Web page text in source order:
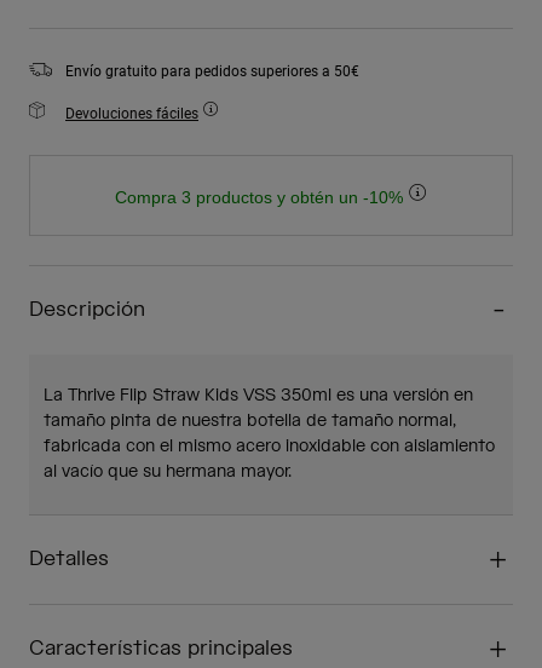
Envío gratuito para pedidos superiores a 50€
Devoluciones fáciles
Compra 3 productos y obtén un -10%
Descripción
La Thrive Flip Straw Kids VSS 350ml es una versión en
tamaño pinta de nuestra botella de tamaño normal,
fabricada con el mismo acero inoxidable con aislamiento
al vacío que su hermana mayor.
Detalles
Características principales